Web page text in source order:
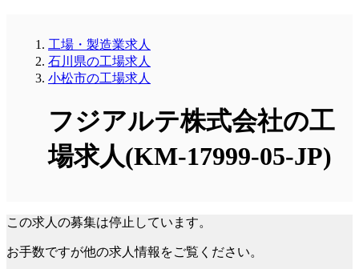
工場・製造業求人
石川県の工場求人
小松市の工場求人
フジアルテ株式会社の工
場求人(KM-17999-05-JP)
この求人の募集は停止しています。
お手数ですが他の求人情報をご覧ください。